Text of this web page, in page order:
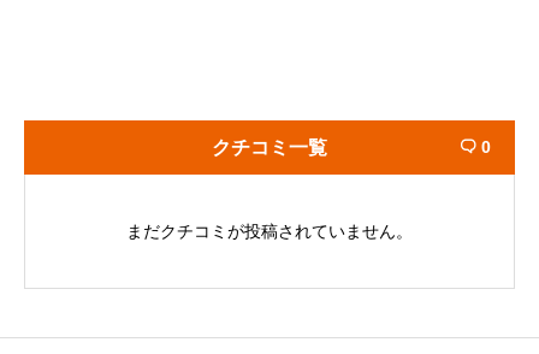
クチコミ一覧  0
まだクチコミが投稿されていません。